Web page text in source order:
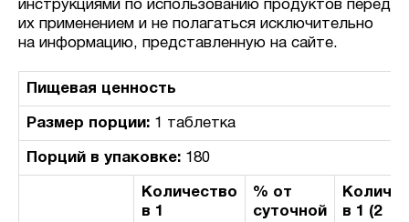
инструкциями по использованию продуктов перед
их применением и не полагаться исключительно
на информацию, представленную на сайте.
Пищевая ценность
Размер порции: 1 таблетка
Порций в упаковке: 180
Количество
в 1
% от
суточной
в 1 (2